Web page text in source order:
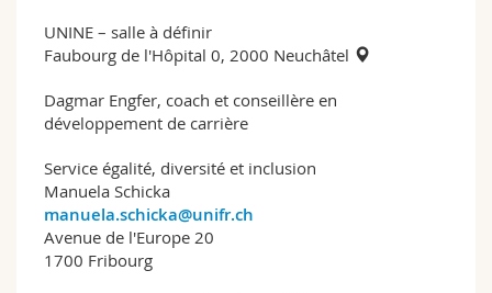
UNINE – salle à définir
Faubourg de l'Hôpital 0, 2000 Neuchâtel
Dagmar Engfer, coach et conseillère en
développement de carrière
Service égalité, diversité et inclusion
Manuela Schicka
manuela.schicka@unifr.ch
Avenue de l'Europe 20
1700 Fribourg